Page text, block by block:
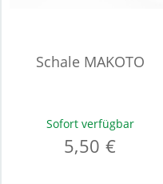
Schale MAKOTO
Sofort verfügbar
5,50 €